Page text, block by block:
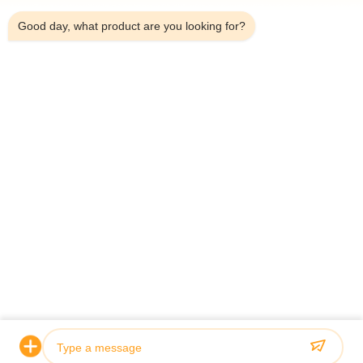
PrivacybeleidChina Goede kwaliteit Multihead weger Auteursrecht © 2020-
2026 GUANGDONG TOUPACK INTELLIGENT EQUIPMENT CO., LTD Alle
rechten voorbehouden.
Good day, what product are you looking for?